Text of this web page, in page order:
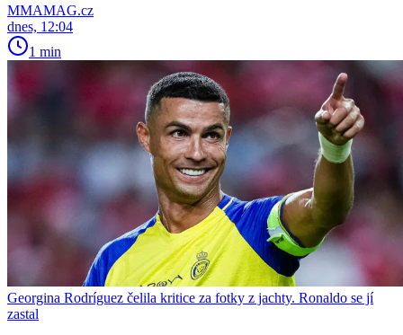
MMAMAG.cz
dnes, 12:04
1 min
Georgina Rodríguez čelila kritice za fotky z jachty. Ronaldo se jí
zastal